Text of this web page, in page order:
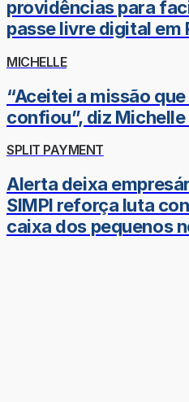
providências para
passe livre digital em
MICHELLE
“Aceitei a missão
confiou”, diz
SPLIT PAYMENT
Alerta deixa
SIMPI reforça luta
caixa dos pequenos